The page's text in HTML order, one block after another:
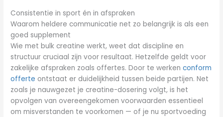
Consistentie in sport én in afspraken
Waarom heldere communicatie net zo belangrijk is als een
goed supplement
Wie met bulk creatine werkt, weet dat discipline en
structuur cruciaal zijn voor resultaat. Hetzelfde geldt voor
zakelijke afspraken zoals offertes. Door te werkenconform
offerte ontstaat er duidelijkheid tussen beide partijen. Net
zoals je nauwgezet je creatine-dosering volgt, is het
opvolgen van overeengekomen voorwaarden essentieel
om misverstanden te voorkomen — of je nu sportvoeding